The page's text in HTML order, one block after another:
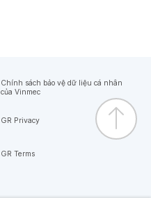
Chính sách bảo vệ dữ liệu cá nhân
của Vinmec
GR Privacy
GR Terms